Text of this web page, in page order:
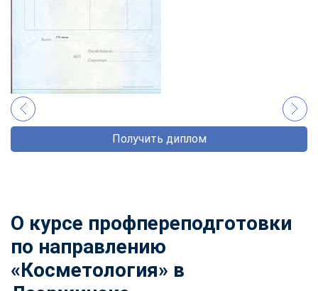
Получить диплом
О курсе профпереподготовки
по направлению
«Косметология» в